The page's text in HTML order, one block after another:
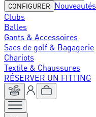
CONFIGURER
Nouveautés
Clubs
Balles
Gants & Accessoires
Sacs de golf & Bagagerie
Chariots
Textile & Chaussures
RÉSERVER UN FITTING